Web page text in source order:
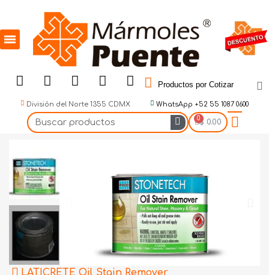
Productos por Cotizar
División del Norte 1355 CDMX WhatsApp +52 55 1087 0600
$ 0.00
LATICRETE Oil Stain Remover